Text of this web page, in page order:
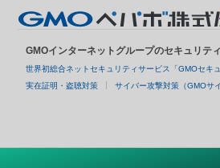
GMOインターネットグループのセキュリテ
世界初総合ネットセキュリティサービス「GMOセキ
実在証明・盗聴対策 サイバー攻撃対策（GMOサ